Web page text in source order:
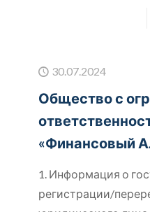
30.07.2024
Общество с
«Финансовый
1. Информация о
регистрации/